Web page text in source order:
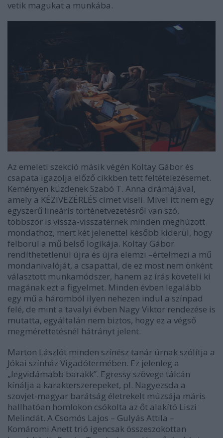
vetik magukat a munkába.
Az emeleti szekció másik végén Koltay Gábor és
csapata igazolja előző cikkben tett feltételezésemet.
Keményen küzdenek Szabó T. Anna drámájával,
amely a KÉZIVEZÉRLÉS címet viseli. Mivel itt nem egy
egyszerű lineáris történetvezetésről van szó,
többször is vissza-visszatérnek minden meghúzott
mondathoz, mert két jelenettel később kiderül, hogy
felborul a mű belső logikája. Koltay Gábor
rendíthetetlenül újra és újra elemzi –értelmezi a mű
mondanivalóját, a csapattal, de ez most nem önként
választott munkamódszer, hanem az írás követeli ki
magának ezt a figyelmet. Minden évben legalább
egy mű a háromból ilyen nehezen indul a színpad
felé, de mint a tavalyi évben Nagy Viktor rendezése is
mutatta, egyáltalán nem biztos, hogy ez a végső
megmérettetésnél hátrányt jelent.
Marton Lászlót minden színész tanár úrnak szólítja a
Jókai színház Vigadótermében. Ez jelenleg a
„legvidámabb barakk”. Egressy szövege tálcán
kínálja a karakterszerepeket, pl. Nagyezsda a
szovjet-magyar barátság életrekelt múzsája máris
hallhatóan homlokon csókolta az őt alakító Liszi
Melindát. A Csomós Lajos – Gulyás Attila –
Komáromi Anett trió igencsak összeszokottan